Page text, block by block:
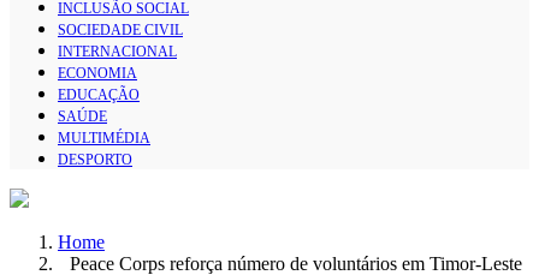
INCLUSÃO SOCIAL
SOCIEDADE CIVIL
INTERNACIONAL
ECONOMIA
EDUCAÇÃO
SAÚDE
MULTIMÉDIA
DESPORTO
Home
Peace Corps reforça número de voluntários em Timor-Leste